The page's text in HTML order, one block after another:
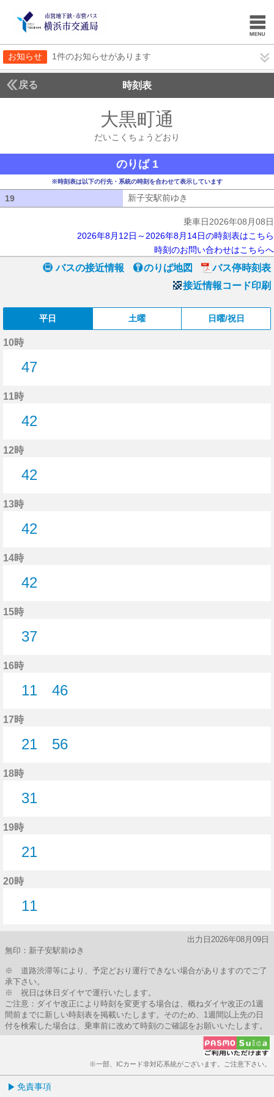
お知らせ 1件のお知らせがあります
戻る 時刻表
大黒町通
だいこくちょうどおり
のりば 1
※時刻表は以下の行先・系統の時刻を合わせて表示しています
19 新子安駅前ゆき
乗車日2026年08月08日
2026年8月12日～2026年8月14日の時刻表はこちら
時刻のお問い合わせはこちらへ
バスの接近情報 のりば地図
バス停時刻表
接近情報コード印刷
平日 土曜 日曜/祝日
10時
47
11時
42
12時
42
13時
42
14時
42
15時
37
16時
11
46
17時
21
56
18時
31
19時
21
20時
11
出力日2026年08月09日
無印：新子安駅前ゆき
※ 道路渋滞等により、予定どおり運行できない場合がありますのでご了
承下さい。
※ 祝日は休日ダイヤで運行いたします。
ご注意：ダイヤ改正により時刻を変更する場合は、概ねダイヤ改正の1週
間前までに新しい時刻表を掲載いたします。そのため、1週間以上先の日
付を検索した場合は、乗車前に改めて時刻のご確認をお願いいたします。
※一部、ICカード非対応系統がございます。ご注意下さい。
免責事項